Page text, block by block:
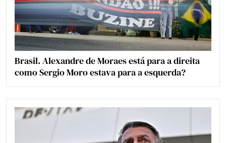
Brasil. Alexandre de Moraes está para a direita
como Sergio Moro estava para a esquerda?